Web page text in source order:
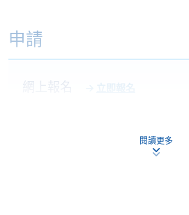
申請
網上報名 立即報名
閱讀更多